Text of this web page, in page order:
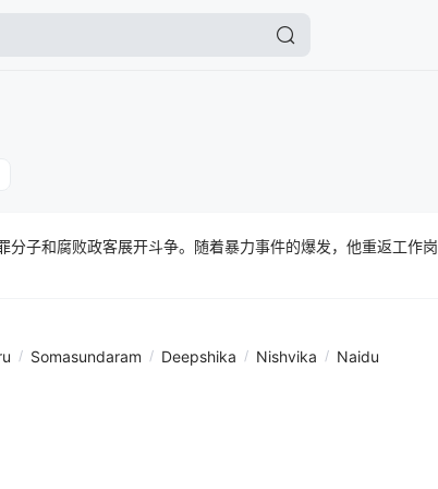
分子和腐败政客展开斗争。随着暴力事件的爆发，他重返工作
/ Somasundaram / Deepshika / Nishvika / Naidu